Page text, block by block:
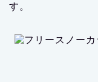
す。